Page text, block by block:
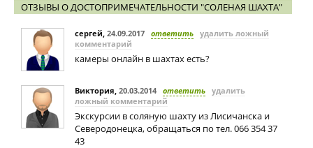
ОТЗЫВЫ О ДОСТОПРИМЕЧАТЕЛЬНОСТИ "СОЛЕНАЯ ШАХТА"
сергей, 24.09.2017 ответить удалить ложный
комментарий
камеры онлайн в шахтах есть?
Виктория, 20.03.2014 ответить удалить
ложный комментарий
Экскурсии в соляную шахту из Лисичанска и
Северодонецка, обращаться по тел. 066 354 37
43